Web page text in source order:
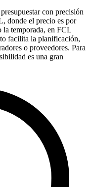
con precisión
donde el precio es por
la temporada, en FCL
facilita la planificación,
o proveedores. Para
es una gran